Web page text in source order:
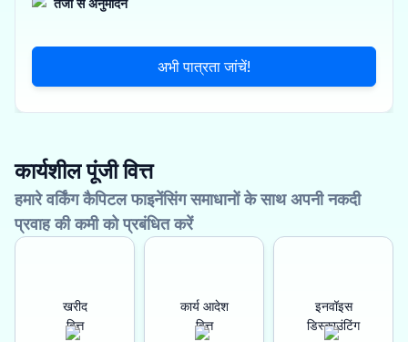
तेजी से अनुमोदन
अभी पात्रता जांचें!
कार्यशील पूंजी वित्त
हमारे वर्किंग कैपिटल फाइनेंसिंग समाधानों के साथ अपनी नकदी
प्रवाह की कमी को प्रबंधित करें
खरीद
वित्त
कार्य आदेश
वित्त
इनवॉइस
डिस्काउंटिंग